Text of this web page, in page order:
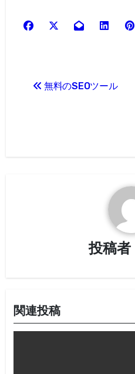
無料のSEOツール
投稿者
関連投稿